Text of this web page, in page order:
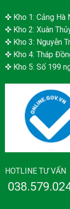
✜ Kho 1: Cảng Hà
✜ Kho 2: Xuân
✜ Kho 3: Nguyễn
✜ Kho 4: Tháp
✜ Kho 5: Số 199
HOTLINE TƯ VẤN